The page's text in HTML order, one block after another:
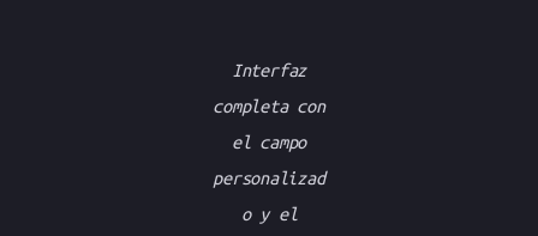
Interfaz
completa con
el campo
personalizad
o y el